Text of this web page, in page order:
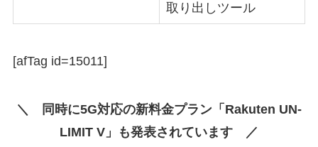
取り出しツール
[afTag id=15011]
＼ 同時に5G対応の新料金プラン「Rakuten UN-
LIMIT V」も発表されています ／